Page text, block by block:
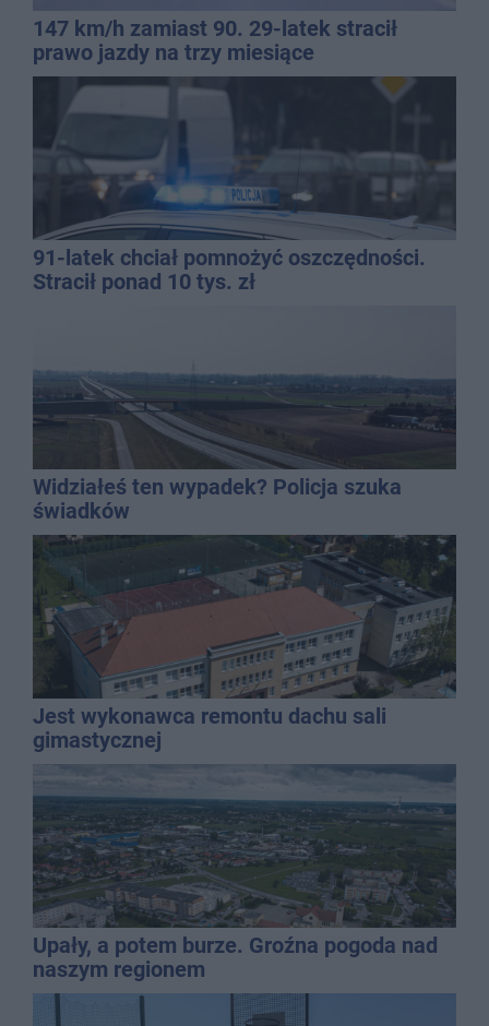
147 km/h zamiast 90. 29-latek stracił
prawo jazdy na trzy miesiące
91-latek chciał pomnożyć oszczędności.
Stracił ponad 10 tys. zł
Widziałeś ten wypadek? Policja szuka
świadków
Jest wykonawca remontu dachu sali
gimastycznej
Upały, a potem burze. Groźna pogoda nad
naszym regionem